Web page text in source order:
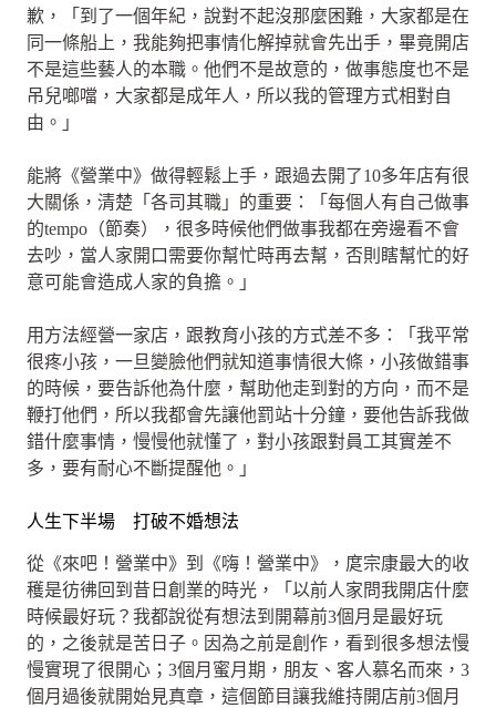
歉，「到了一個年紀，說對不起沒那麼困難，大家都是在
同一條船上，我能夠把事情化解掉就會先出手，畢竟開店
不是這些藝人的本職。他們不是故意的，做事態度也不是
吊兒啷噹，大家都是成年人，所以我的管理方式相對自
由。」
能將《營業中》做得輕鬆上手，跟過去開了10多年店有很
大關係，清楚「各司其職」的重要：「每個人有自己做事
的tempo（節奏），很多時候他們做事我都在旁邊看不會
去吵，當人家開口需要你幫忙時再去幫，否則瞎幫忙的好
意可能會造成人家的負擔。」
用方法經營一家店，跟教育小孩的方式差不多：「我平常
很疼小孩，一旦變臉他們就知道事情很大條，小孩做錯事
的時候，要告訴他為什麼，幫助他走到對的方向，而不是
鞭打他們，所以我都會先讓他罰站十分鐘，要他告訴我做
錯什麼事情，慢慢他就懂了，對小孩跟對員工其實差不
多，要有耐心不斷提醒他。」
人生下半場 打破不婚想法
從《來吧！營業中》到《嗨！營業中》，庹宗康最大的收
穫是彷彿回到昔日創業的時光，「以前人家問我開店什麼
時候最好玩？我都說從有想法到開幕前3個月是最好玩
的，之後就是苦日子。因為之前是創作，看到很多想法慢
慢實現了很開心；3個月蜜月期，朋友、客人慕名而來，3
個月過後就開始見真章，這個節目讓我維持開店前3個月